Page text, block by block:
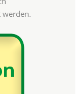
werden.